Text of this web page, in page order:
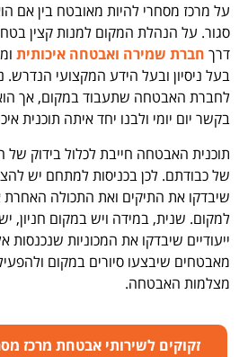
על מרכז מסחרי להיות מאובטח בין אם
סגור. על הנהלת המקום למנות קצין
דרך חברת שמירה ואבטחה איכותית
בעל ניסיון ובעל הידע המקצועי הנדרש.
לחברת האבטחה שתעבוד במקום, אך הוא
בקשר יום יומי ולבנו יחד איתה תוכנית
תוכנית האבטחה חייבת לכלול בידוק
של כבודתם. לכן בכניסות למתחם יש
שיבדקו את התיקים ואת התכולה האחרת
למקום. שנית, במידה ויש במקום חניון,
ייעודיים שיבדקו את המכוניות שנכנסות
מאבטחים שיבצעו סיורים במקום
מצלמות האבטחה.
זקוקים לשירותי אבטחת מרכז